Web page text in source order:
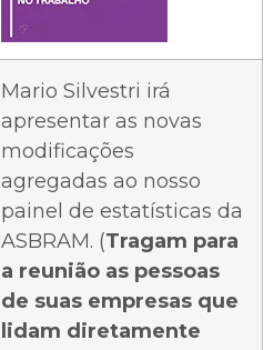
Mario Silvestri irá
apresentar as novas
modificações
agregadas ao nosso
painel de estatísticas da
ASBRAM. (Tragam para
a reunião as pessoas
de suas empresas que
lidam diretamente